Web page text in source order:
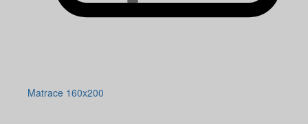
Matrace 160x200